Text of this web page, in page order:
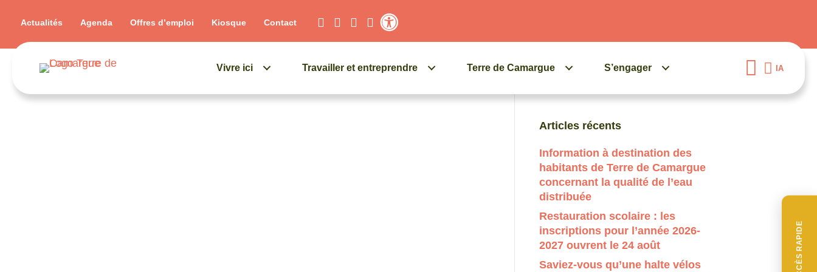
ACCÈS RAPIDE
Actualités Agenda Offres d’emploi Kiosque
Contact
Vivre ici Travailler et entreprendre Terre de Camargue S’engager IA
Quand les résultats de l'auto-complétion sont
Articles récents
Information à destination des
habitants de Terre de Camargue
concernant la qualité de l’eau
distribuée
Restauration scolaire : les
inscriptions pour l’année 2026-
2027 ouvrent le 24 août
Saviez-vous qu’une halte vélos